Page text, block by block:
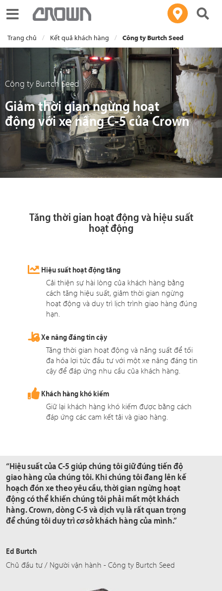
Toggle navigation
Trang chủ Kết quả khách hàng Công ty Burtch Seed
Công ty Burtch Seed
Giảm thời gian ngừng hoạt
động với xe nâng C-5 của Crown
Tăng thời gian hoạt động và hiệu suất
hoạt động
Hiệu suất hoạt động tăng
Cải thiện sự hài lòng của khách hàng bằng
cách tăng hiệu suất, giảm thời gian ngừng
hoạt động và duy trì lịch trình giao hàng đúng
hạn.
Xe nâng đáng tin cậy
Tăng thời gian hoạt động và năng suất để tối
đa hóa lợi tức đầu tư với một xe nâng đáng tin
cậy để đáp ứng nhu cầu của khách hàng.
Khách hàng khó kiếm
Giữ lại khách hàng khó kiếm được bằng cách
đáp ứng các cam kết tải và giao hàng.
“Hiệu suất của C-5 giúp chúng tôi giữ đúng tiến độ
giao hàng của chúng tôi. Khi chúng tôi đang lên kế
hoạch đón xe theo yêu cầu, thời gian ngừng hoạt
động có thể khiến chúng tôi phải mất một khách
hàng. Crown, dòng C-5 và dịch vụ là rất quan trọng
để chúng tôi duy trì cơ sở khách hàng của mình.”
Ed Burtch
Chủ đầu tư / Người vận hành - Công ty Burtch Seed